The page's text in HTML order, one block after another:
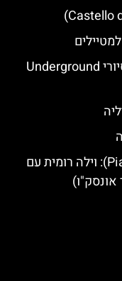
קטניה התחתית (אנדרגראונד) – סיורי Underground
פיאצה ארמרינה (Piazza Armerina): וילה רומית עם